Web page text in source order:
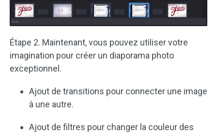
Étape 2. Maintenant, vous pouvez utiliser votre
imagination pour créer un diaporama photo
exceptionnel.
Ajout de transitions pour connecter une image
à une autre.
Ajout de filtres pour changer la couleur des